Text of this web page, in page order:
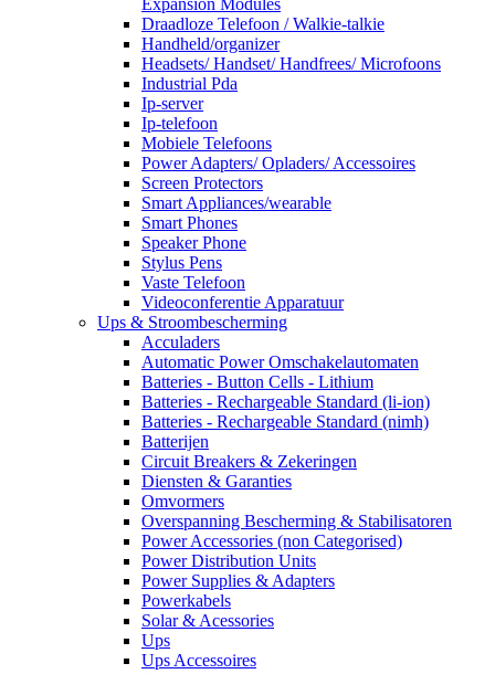
Draadloze Telefoon / Walkie-talkie
Handheld/organizer
Headsets/ Handset/ Handfrees/ Microfoons
Industrial Pda
Ip-server
Ip-telefoon
Mobiele Telefoons
Power Adapters/ Opladers/ Accessoires
Screen Protectors
Smart Appliances/wearable
Smart Phones
Speaker Phone
Stylus Pens
Vaste Telefoon
Videoconferentie Apparatuur
Ups & Stroombescherming
Acculaders
Automatic Power Omschakelautomaten
Batteries - Button Cells - Lithium
Batteries - Rechargeable Standard (li-ion)
Batteries - Rechargeable Standard (nimh)
Batterijen
Circuit Breakers & Zekeringen
Diensten & Garanties
Omvormers
Overspanning Bescherming & Stabilisatoren
Power Accessories (non Categorised)
Power Distribution Units
Power Supplies & Adapters
Powerkabels
Solar & Acessories
Ups
Ups Accessoires